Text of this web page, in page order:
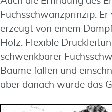
Fuchsschwanzprinzip.
erzeugt von einem
Holz. Flexible
schwenkbarer
Bäume fällen und
aber danach wurde das